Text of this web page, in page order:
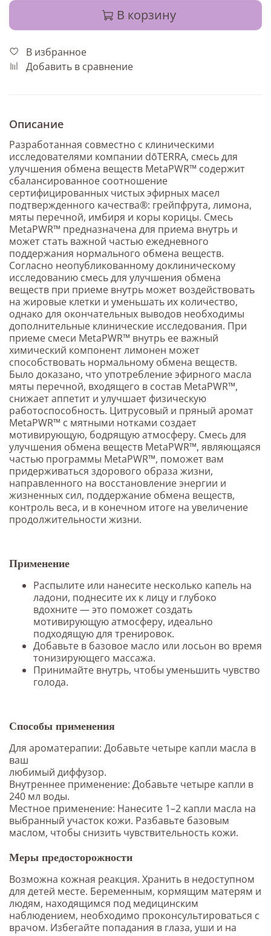
В корзину
В избранное
Добавить в сравнение
Описание
Разработанная совместно с клиническими
исследователями компании dōTERRA, смесь для
улучшения обмена веществ MetaPWR™ содержит
сбалансированное соотношение
сертифицированных чистых эфирных масел
подтвержденного качества®: грейпфрута, лимона,
мяты перечной, имбиря и коры корицы. Смесь
MetaPWR™ предназначена для приема внутрь и
может стать важной частью ежедневного
поддержания нормального обмена веществ.
Согласно неопубликованному доклиническому
исследованию смесь для улучшения обмена
веществ при приеме внутрь может воздействовать
на жировые клетки и уменьшать их количество,
однако для окончательных выводов необходимы
дополнительные клинические исследования. При
приеме смеси MetaPWR™ внутрь ее важный
химический компонент лимонен может
способствовать нормальному обмена веществ.
Было доказано, что употребление эфирного масла
мяты перечной, входящего в состав MetaPWR™,
снижает аппетит и улучшает физическую
работоспособность. Цитрусовый и пряный аромат
MetaPWR™ с мятными нотками создает
мотивирующую, бодрящую атмосферу. Смесь для
улучшения обмена веществ MetaPWR™, являющаяся
частью программы MetaPWR™, поможет вам
придерживаться здорового образа жизни,
направленного на восстановление энергии и
жизненных сил, поддержание обмена веществ,
контроль веса, и в конечном итоге на увеличение
продолжительности жизни.
Применение
Распылите или нанесите несколько капель на
ладони, поднесите их к лицу и глубоко
вдохните — это поможет создать
мотивирующую атмосферу, идеально
подходящую для тренировок.
Добавьте в базовое масло или лосьон во время
тонизирующего массажа.
Принимайте внутрь, чтобы уменьшить чувство
голода.
Способы применения
Для ароматерапии: Добавьте четыре капли масла в
ваш
любимый диффузор.
Внутреннее применение: Добавьте четыре капли в
240 мл воды.
Местное применение: Нанесите 1–2 капли масла на
выбранный участок кожи. Разбавьте базовым
маслом, чтобы снизить чувствительность кожи.
Меры предосторожности
Возможна кожная реакция. Хранить в недоступном
для детей месте. Беременным, кормящим матерям и
людям, находящимся под медицинским
наблюдением, необходимо проконсультироваться с
врачом. Избегайте попадания в глаза, уши и на